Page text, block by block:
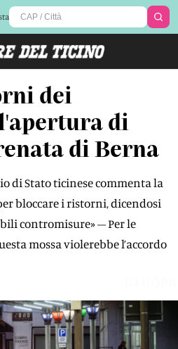
dei
di
di Berna
di Stato ticinese commenta la
bloccare i ristorni, dicendosi
contromisure» – Per le
mossa violerebbe l’accordo